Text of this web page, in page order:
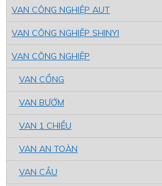
VAN CÔNG NGHIỆP AUT
VAN CÔNG NGHIỆP SHINYI
VAN CÔNG NGHIỆP
VAN CỔNG
VAN BƯỚM
VAN 1 CHIỀU
VAN AN TOÀN
VAN CẦU